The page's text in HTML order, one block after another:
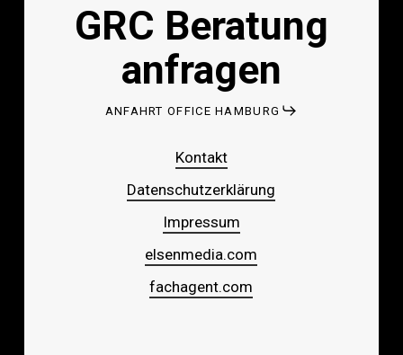
GRC Beratung
anfragen
ANFAHRT OFFICE HAMBURG
Kontakt
Datenschutzerklärung
Impressum
elsenmedia.com
fachagent.com